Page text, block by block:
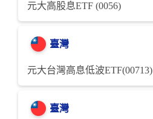
元大高股息ETF (0056)
臺灣
元大台灣高息低波ETF(00713)
臺灣